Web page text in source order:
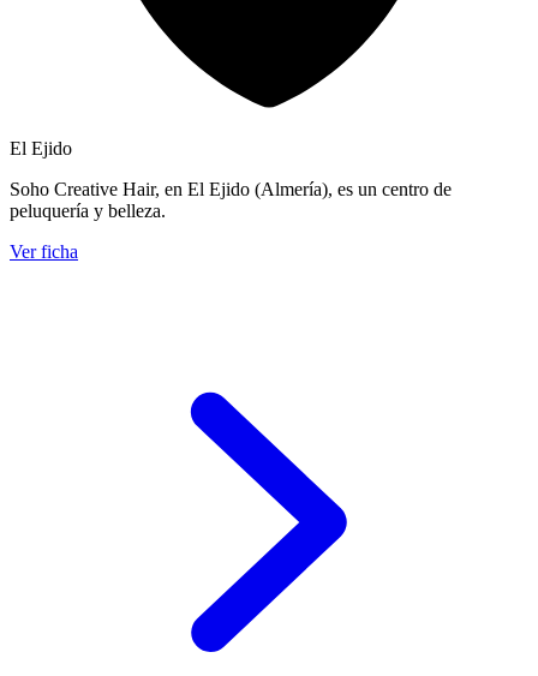
El Ejido
Soho Creative Hair, en El Ejido (Almería), es un centro de
peluquería y belleza.
Ver ficha